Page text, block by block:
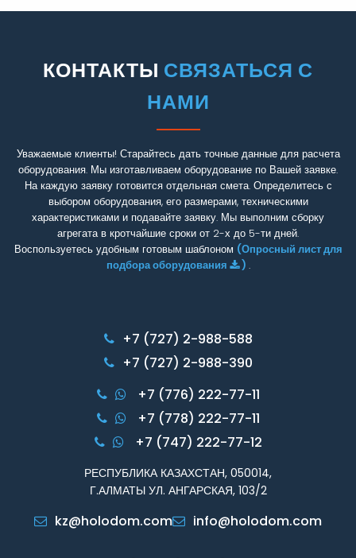
КОНТАКТЫ СВЯЗАТЬСЯ С
НАМИ
Уважаемые клиенты! Старайтесь дать точные данные для расчета
оборудования. Мы изготавливаем оборудование по Вашей заявке.
На каждую заявку готовится отдельная смета. Определитесь с
выбором оборудования, его размерами, техническими
характеристиками и подавайте заявку. Мы выполним сборку
агрегата в кротчайшие сроки от 2-х до 5-ти дней.
Воспользуетесь удобным готовым шаблоном (Опросный лист для
подбора оборудования
) .
+7 (727) 2-988-588
+7 (727) 2-988-390
+7 (776) 222-77-11
+7 (778) 222-77-11
+7 (747) 222-77-12
РЕСПУБЛИКА КАЗАХСТАН, 050014,
Г.АЛМАТЫ УЛ. АНГАРСКАЯ, 103/2
kz@holodom.com info@holodom.com